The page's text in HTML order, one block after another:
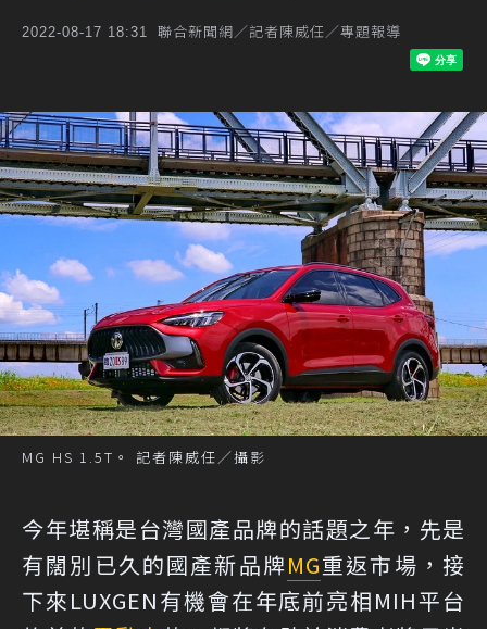
2022-08-17 18:31 聯合新聞網／記者陳威任／專題報導
MG HS 1.5T。 記者陳威任／攝影
今年堪稱是台灣國產品牌的話題之年，先是
有闊別已久的國產新品牌MG重返市場，接
下來LUXGEN有機會在年底前亮相MIH平台